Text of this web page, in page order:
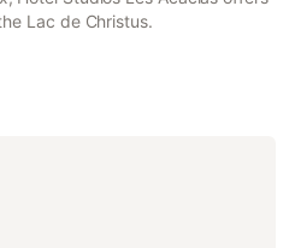
Lac de Christus.